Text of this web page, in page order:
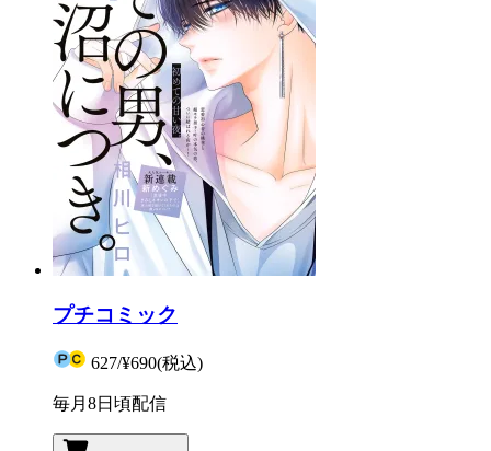
プチコミック
627/¥690(税込)
毎月8日頃配信